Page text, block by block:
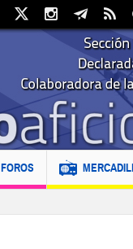
FOROS